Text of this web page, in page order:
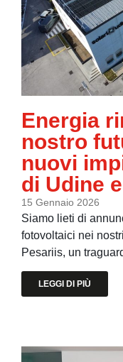
Energia
nostro
nuovi
di Udine
15 Gennaio 2026
Siamo lieti di
fotovoltaici nei
Pesariis, un
LEGGI DI PIÙ